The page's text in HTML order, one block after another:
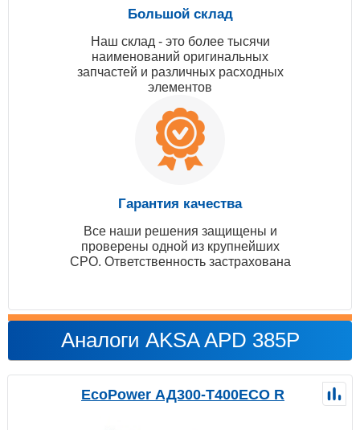
Большой склад
Наш склад - это более тысячи
наименований оригинальных
запчастей и различных расходных
элементов
Гарантия качества
Все наши решения защищены и
проверены одной из крупнейших
СРО. Ответственность застрахована
Аналоги AKSA APD 385P
EcoPower АД300-T400ECO R